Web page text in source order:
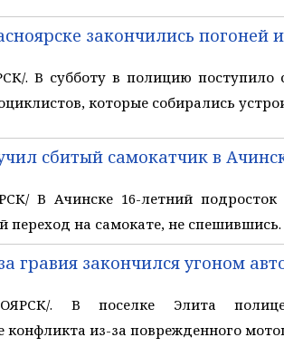
закончились погоней
. В субботу в полицию поступило
которые собирались
сбитый самокатчик в
В Ачинске 16-летний подросток
на самокате, не спешившись.
гравия закончился угоном
. В поселке Элита
конфликта из-за поврежденного